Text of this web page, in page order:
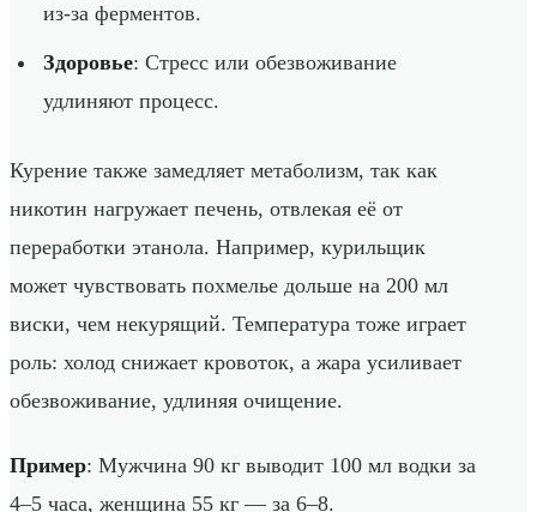
из-за ферментов.
Здоровье: Стресс или обезвоживание
удлиняют процесс.
Курение также замедляет метаболизм, так как
никотин нагружает печень, отвлекая её от
переработки этанола. Например, курильщик
может чувствовать похмелье дольше на 200 мл
виски, чем некурящий. Температура тоже играет
роль: холод снижает кровоток, а жара усиливает
обезвоживание, удлиняя очищение.
Пример: Мужчина 90 кг выводит 100 мл водки за
4–5 часа, женщина 55 кг — за 6–8.